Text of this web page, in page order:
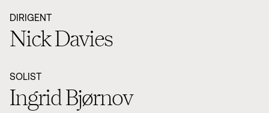
DIRIGENT
Nick Davies
SOLIST
Ingrid Bjørnov